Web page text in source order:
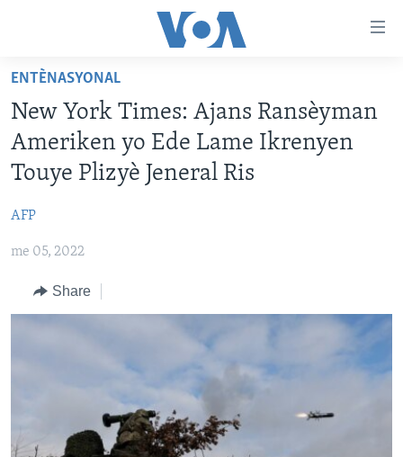
Skip
main
content
Skip
main
Skip
Search
LÈZETAZINI
AMERIK LATIN
VIDEO
FLASHPOINT IKRÈN
Learning English
Languages
ENTÈNASYONAL
New York Times: Ajans Ransèyman
Ameriken yo Ede Lame Ikrenyen
Touye Plizyè Jeneral Ris
AFP
me 05, 2022
Share